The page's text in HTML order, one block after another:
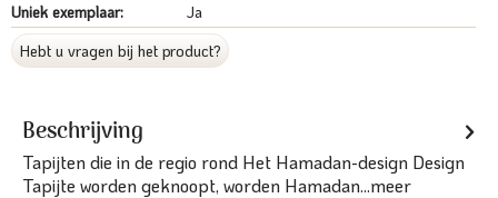
Uniek exemplaar:
Ja
Hebt u vragen bij het product?
Beschrijving
Tapijten die in de regio rond Het Hamadan-design Design
Tapijte worden geknoopt, worden Hamadan...meer